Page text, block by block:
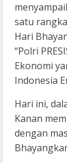
satu
Hari
“Polri
Ekonomi
Indonesia
Hari ini,
Kanan
dengan